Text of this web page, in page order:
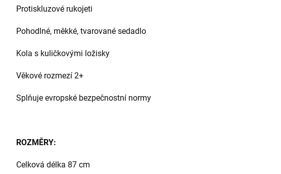
Protiskluzové rukojeti
Pohodlné, měkké, tvarované sedadlo
Kola s kuličkovými ložisky
Věkové rozmezí 2+
Splňuje evropské bezpečnostní normy
ROZMĚRY:
Celková délka 87 cm